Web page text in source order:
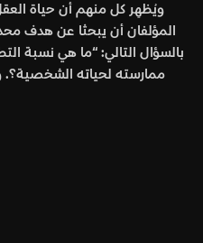
ويُظهِر كل منهم أن حياة
المؤلفان أن يبحثا عن هدف
بالسؤال التالي: “ما هي نسبة
ممارسته لحياته الشخصية؟.